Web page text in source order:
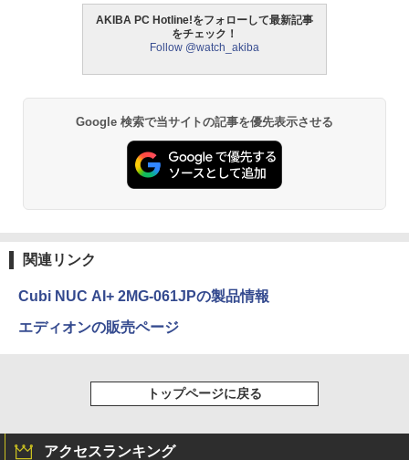
AKIBA PC Hotline!をフォローして最新記事
をチェック！
Follow @watch_akiba
Google 検索で当サイトの記事を優先表示させる
関連リンク
Cubi NUC AI+ 2MG-061JPの製品情報
エディオンの販売ページ
トップページに戻る
アクセスランキング